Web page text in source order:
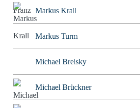
Markus Krall
Markus Turm
Michael Breisky
Michael Brückner